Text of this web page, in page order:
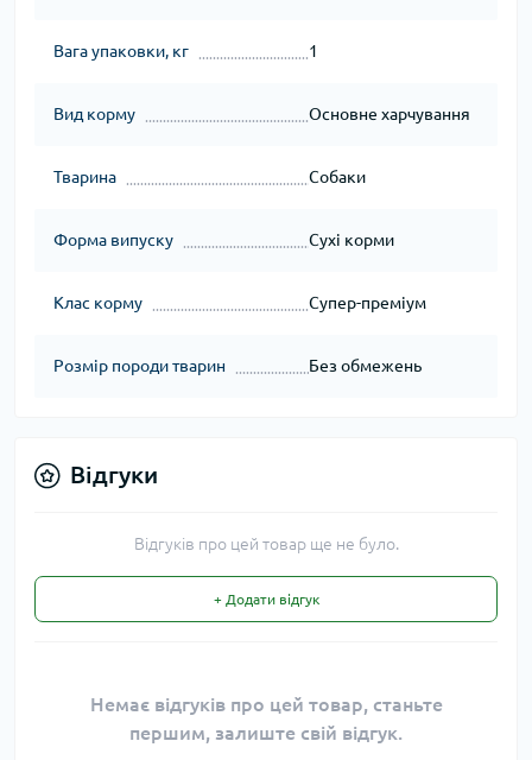
Вага упаковки, кг 1
Вид корму Основне харчування
Тварина Собаки
Форма випуску Сухі корми
Клас корму Супер-преміум
Розмір породи тварин Без обмежень
Відгуки
Відгуків про цей товар ще не було.
+ Додати відгук
Немає відгуків про цей товар, станьте
першим, залиште свій відгук.